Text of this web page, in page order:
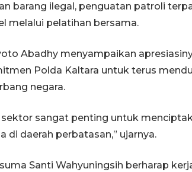
barang ilegal, penguatan patroli
melalui pelatihan bersama.
Abadhy menyampaikan
Polda Kaltara untuk terus
negara.
sektor sangat penting untuk
di daerah perbatasan,” ujarnya.
Santi Wahyuningsih berharap